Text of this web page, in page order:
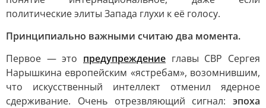
политические элиты Запада глухи к её голосу.
Принципиально важными считаю два момента.
Первое — это предупреждение главы СВР Сергея
Нарышкина европейским «ястребам», возомнившим,
что искусственный интеллект отменил ядерное
сдерживание. Очень отрезвляющий сигнал: эпоха